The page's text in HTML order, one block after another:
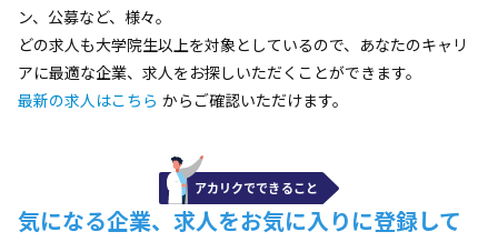
ン、公募など、様々。
どの求人も大学院生以上を対象としているので、あなたのキャリ
アに最適な企業、求人をお探しいただくことができます。
最新の求人はこちら からご確認いただけます。
気になる企業、求人をお気に入りに登録して